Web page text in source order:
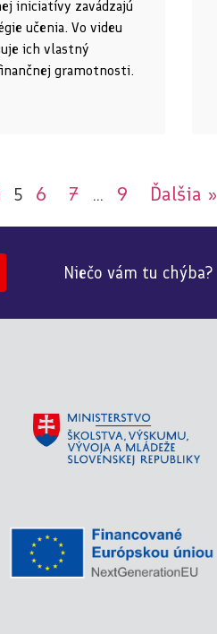
iniciatívy zavádzajú
učenia. Vo videu
ich vlastný
gramotnosti.
5 6 7 … 9 Ďalšia »
Niečo vám tu chýba?